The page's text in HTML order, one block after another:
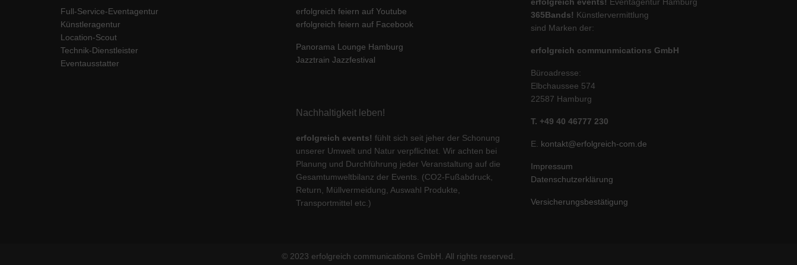
Full-Service-Eventagentur
Künstleragentur
Location-Scout
Technik-Dienstleister
Eventausstatter
erfolgreich feiern auf Youtube
erfolgreich feiern auf Facebook
Panorama Lounge Hamburg
Jazztrain Jazzfestival
Nachhaltigkeit leben!
erfolgreich events! fühlt sich seit jeher der Schonung
unserer Umwelt und Natur verpflichtet. Wir achten bei
Planung und Durchführung jeder Veranstaltung auf die
Gesamtumweltbilanz der Events. (CO2-Fußabdruck,
Return, Müllvermeidung, Auswahl Produkte,
Transportmittel etc.)
365Bands! Künstlervermittlung
sind Marken der:
erfolgreich communmications GmbH
Büroadresse:
Elbchaussee 574
22587 Hamburg
T. +49 40 46777 230
E. kontakt@erfolgreich-com.de
Impressum
Datenschutzerklärung
Versicherungsbestätigung
© 2023 erfolgreich communications GmbH. All rights reserved.